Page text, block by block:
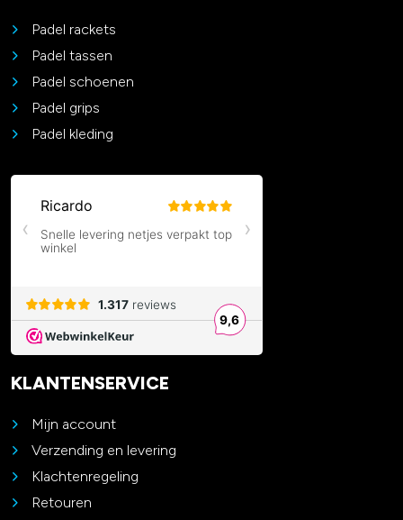
Padel rackets
Padel tassen
Padel schoenen
Padel grips
Padel kleding
KLANTENSERVICE
Mijn account
Verzending en levering
Klachtenregeling
Retouren